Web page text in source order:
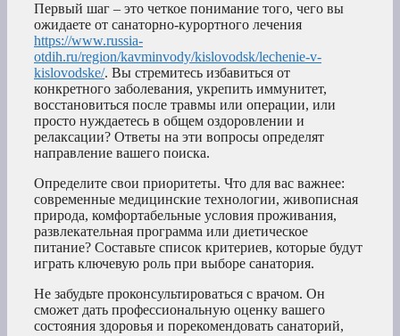
Первый шаг – это четкое понимание того, чего вы
ожидаете от санаторно-курортного лечения
https://www.russia-
otdih.ru/region/kavminvody/kislovodsk/lechenie-v-
kislovodske/. Вы стремитесь избавиться от
конкретного заболевания, укрепить иммунитет,
восстановиться после травмы или операции, или
просто нуждаетесь в общем оздоровлении и
релаксации? Ответы на эти вопросы определят
направление вашего поиска.
Определите свои приоритеты. Что для вас важнее:
современные медицинские технологии, живописная
природа, комфортабельные условия проживания,
развлекательная программа или диетическое
питание? Составьте список критериев, которые будут
играть ключевую роль при выборе санатория.
Не забудьте проконсультироваться с врачом. Он
сможет дать профессиональную оценку вашего
состояния здоровья и порекомендовать санаторий,